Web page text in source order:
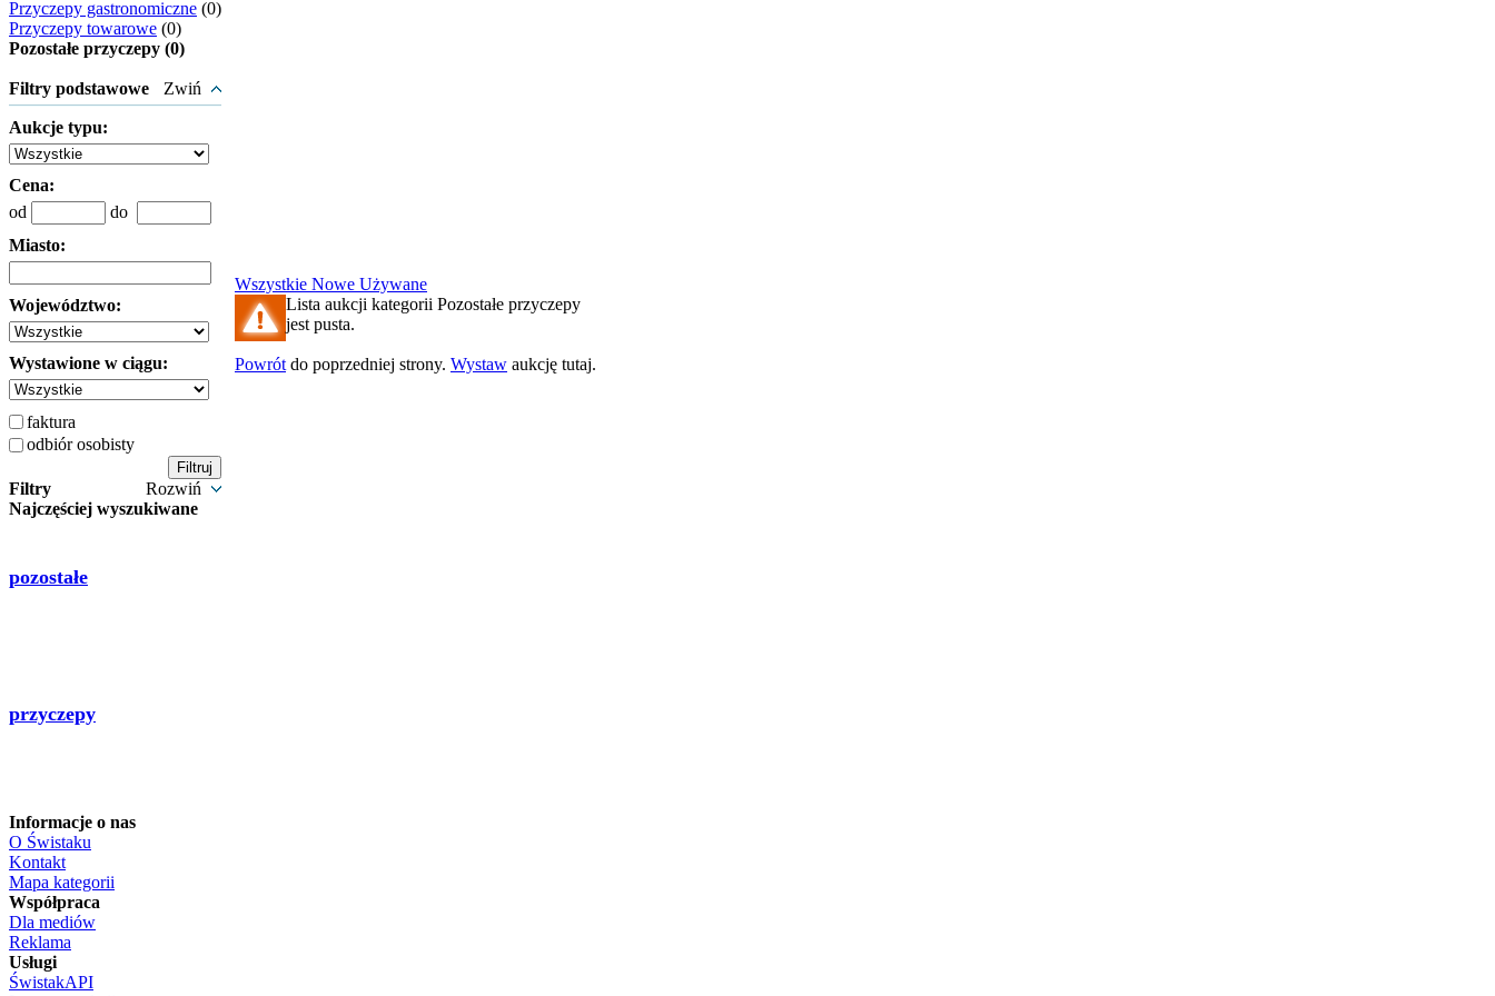
Przyczepy gastronomiczne (0)
Przyczepy towarowe (0)
Pozostałe przyczepy (0)
Filtry podstawowe Zwiń
Aukcje typu:
Cena:
od
do
Miasto:
Województwo:
Wystawione w ciągu:
faktura
odbiór osobisty
Filtry
Rozwiń
Najczęściej wyszukiwane
pozostałe
przyczepy
Wszystkie Nowe Używane
Lista aukcji kategorii Pozostałe przyczepy
jest pusta.
Powrót do poprzedniej strony. Wystaw aukcję tutaj.
Informacje o nas
O Świstaku
Kontakt
Mapa kategorii
Współpraca
Dla mediów
Reklama
Usługi
ŚwistakAPI